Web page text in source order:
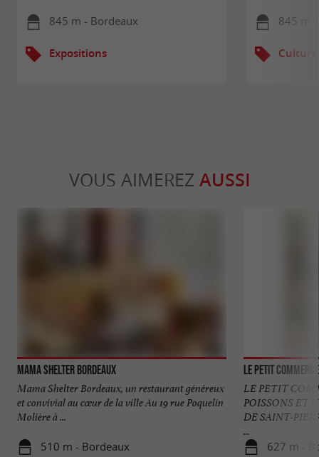
845 m - Bordeaux
Expositions
845 m
Culture
VOUS AIMEREZ AUSSI
Mama Shelter Bordeaux
Mama Shelter Bordeaux, un restaurant généreux
et convivial au cœur de la ville Au 19 rue Poquelin
Molière à ...
510 m - Bordeaux
Le Petit Commerce
LE PETIT
POISSONS ET
DE SAINT-
...
627 m -